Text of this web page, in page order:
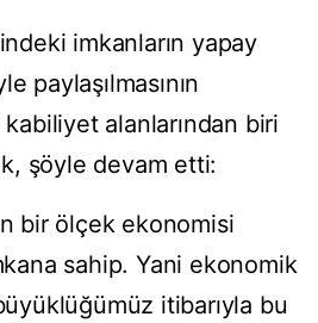
imkanların yapay
paylaşılmasının
alanlarından biri
şöyle devam etti:
bir ölçek ekonomisi
sahip. Yani ekonomik
itibarıyla bu